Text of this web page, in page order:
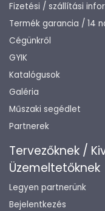
Fizetési / szállítási
Termék garancia / 14
Cégünkről
GYIK
Katalógusok
Galéria
Műszaki segédlet
Partnerek
Tervezőknek /
Üzemeltetőknek
Legyen partnerünk
Bejelentkezés